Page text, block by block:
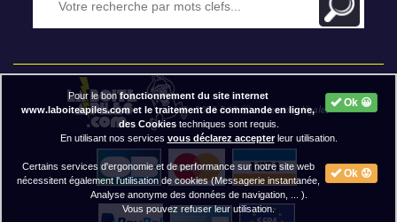
2020 BAP ⓒ - Mentions légales
Ok 😀
Pour le bonfonctionnement du site internet
www.laboiteapiles.com et le traitement de commande en ligne,
des Cookiestechniques sont requis.
En utilisant nos services vous déclarez accepterleur utilisation.
Ok 😟
Certains services d'ergonomie et de performance sur notre site web
nécessitent également l'utilisation de cookies (Messagerie instantanée,
Analyse anonyme des données de navigation, ... ).
Vous pouvez refuser leur utilisation.